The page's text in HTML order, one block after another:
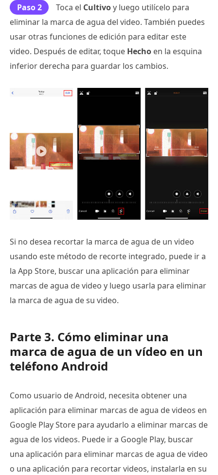
Paso 2 Toca el Cultivoy luego utilícelo para
eliminar la marca de agua del video. También puedes
usar otras funciones de edición para editar este
video. Después de editar, toque Hecho en la esquina
inferior derecha para guardar los cambios.
Si no desea recortar la marca de agua de un video
usando este método de recorte integrado, puede ir a
la App Store, buscar una aplicación para eliminar
marcas de agua de video y luego usarla para eliminar
la marca de agua de su video.
Parte 3. Cómo eliminar una
marca de agua de un vídeo en un
teléfono Android
Como usuario de Android, necesita obtener una
aplicación para eliminar marcas de agua de videos en
Google Play Store para ayudarlo a eliminar marcas de
agua de los videos. Puede ir a Google Play, buscar
una aplicación para eliminar marcas de agua de video
o una aplicación para recortar videos, instalarla en su